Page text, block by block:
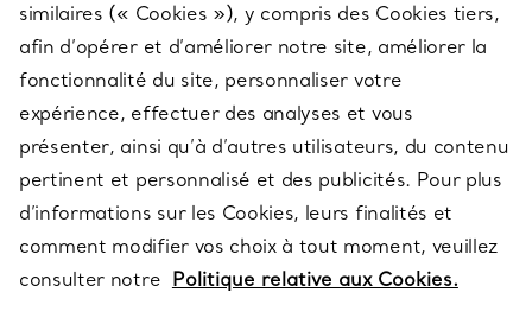
À PROPOS
QUESTIONS LÉGALES
SUIVEZ-NOUS
similaires (« Cookies »), y compris des Cookies tiers,
afin d’opérer et d’améliorer notre site, améliorer la
fonctionnalité du site, personnaliser votre
expérience, effectuer des analyses et vous
présenter, ainsi qu’à d’autres utilisateurs, du contenu
pertinent et personnalisé et des publicités. Pour plus
d’informations sur les Cookies, leurs finalités et
comment modifier vos choix à tout moment, veuillez
consulter notre Politique relative aux Cookies.